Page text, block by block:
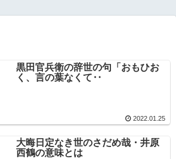
黒田官兵衛の辞世の句「おもひお
く、言の葉なくて‥
2022.01.25
大晦日定なき世のさだめ哉・井原
西鶴の意味とは